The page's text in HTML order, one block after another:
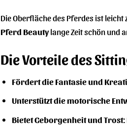
Die Oberfläche des Pferdes ist
Pferd Beautylange Zeit schön und
Die Vorteile des
Fördert die Fantasie und
Unterstützt die motorische
Bietet Geborgenheit und Trost: